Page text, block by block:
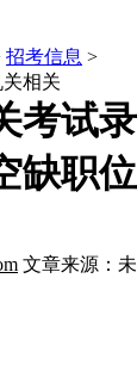
招考信息 >
相关
考试录
缺职位
文章来源：未